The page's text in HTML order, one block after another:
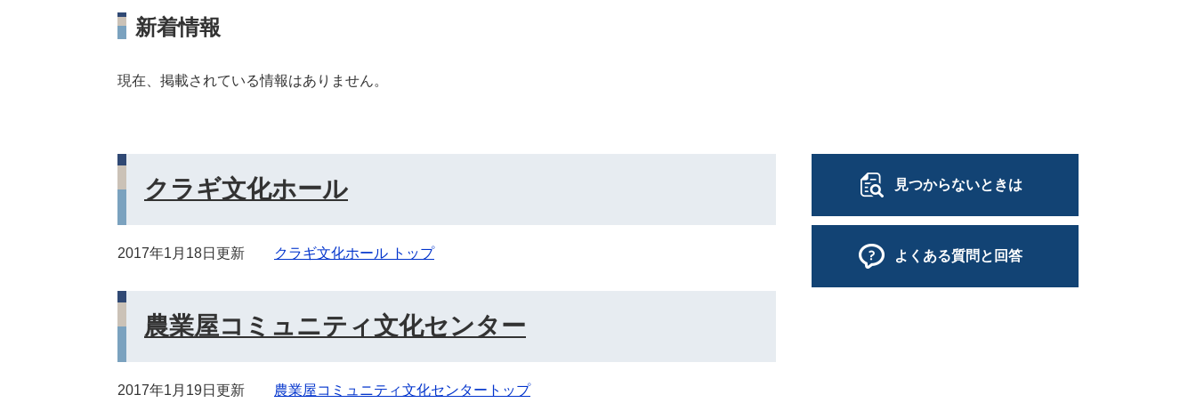
新着情報
現在、掲載されている情報はありません。
クラギ文化ホール
2017年1月18日更新 クラギ文化ホール トップ
農業屋コミュニティ文化センター
2017年1月19日更新 農業屋コミュニティ文化センタートップ
見つからないときは
よくある質問と回答